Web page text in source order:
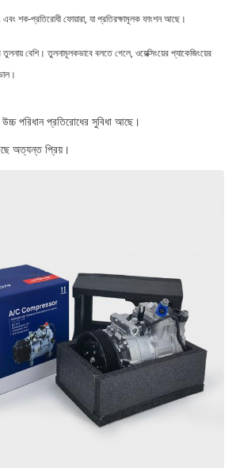
শক-প্রতিরোধী ফোয়ারা, যা প্রতিরক্ষামূলক ফাংশন আছে।
তুলনায় বেশি। তুলনামূলকভাবে বলতে গেলে, ওয়েক্সিংয়ের প্যাকেজিংয়ের
পরিধান প্রতিরোধের সুবিধা আছে।
অত্যন্ত প্রিয়।